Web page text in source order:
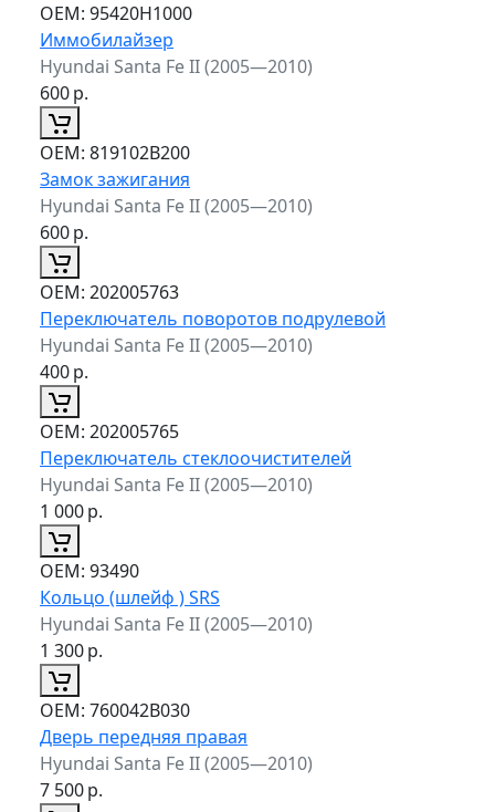
ОЕМ: 95420H1000
Иммобилайзер
Hyundai Santa Fe II (2005—2010)
600р.
ОЕМ: 819102B200
Замок зажигания
Hyundai Santa Fe II (2005—2010)
600р.
ОЕМ: 202005763
Переключатель поворотов подрулевой
Hyundai Santa Fe II (2005—2010)
400р.
ОЕМ: 202005765
Переключатель стеклоочистителей
Hyundai Santa Fe II (2005—2010)
1 000р.
ОЕМ: 93490
Кольцо (шлейф ) SRS
Hyundai Santa Fe II (2005—2010)
1 300р.
ОЕМ: 760042B030
Дверь передняя правая
Hyundai Santa Fe II (2005—2010)
7 500р.